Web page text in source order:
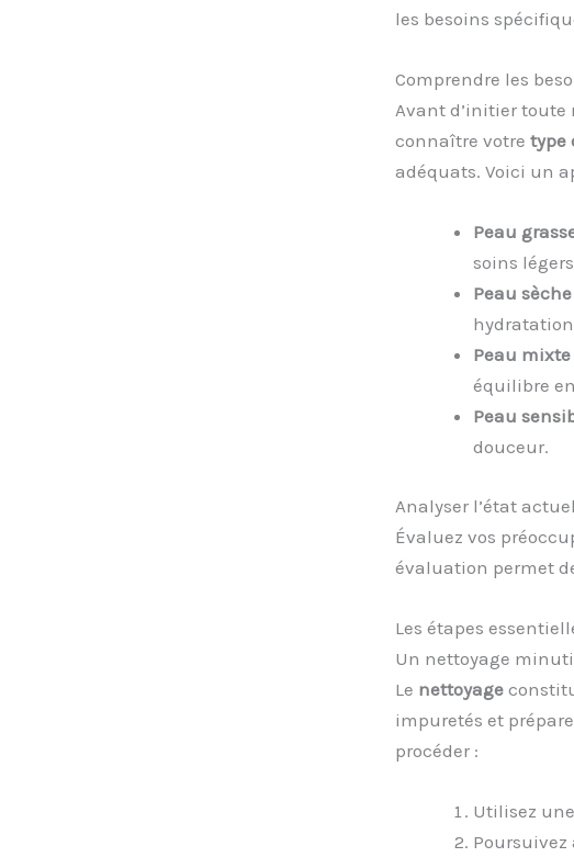
les besoins
Comprendre les
Avant d’initier toute
connaître votre type
adéquats. Voici un
Peau
soins
Peau sèche
Peau mixte
équilibre
Peau
douceur.
Analyser l’état
Évaluez vos
évaluation permet
Les étapes
Un nettoyage
Le nettoyage
impuretés et
procéder :
Utilisez une
Poursuivez